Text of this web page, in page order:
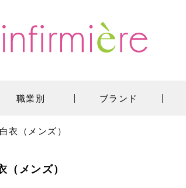
職業別 ブランド
衣（メンズ）
（メンズ）